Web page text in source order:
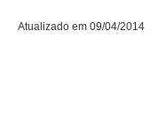
Atualizado em 09/04/2014